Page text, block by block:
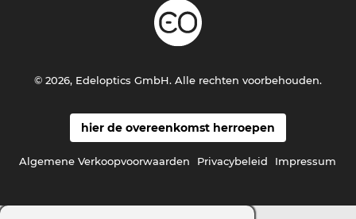
hier de overeenkomst herroepen
Algemene Verkoopvoorwaarden Privacybeleid Impressum
© 2026, Edeloptics GmbH. Alle rechten voorbehouden.